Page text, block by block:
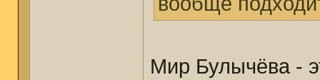
Мир Булычёва -